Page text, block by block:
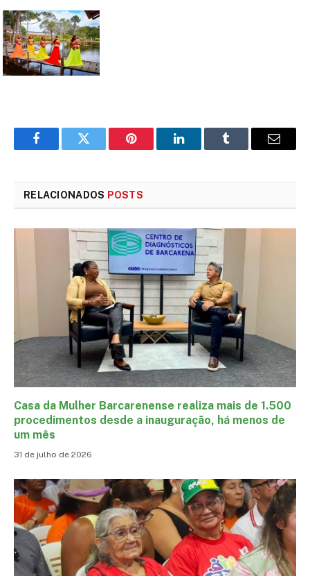
FacebookTwitter Pinterest LinkedInTumblr
E-
RELACIONADOS POSTS
Casa da Mulher Barcarenense realiza mais de 1.500
procedimentos desde a inauguração, há menos de
um mês
31 de julho de 2026